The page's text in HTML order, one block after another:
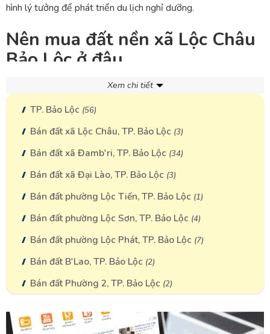
hình lý tưởng để phát triển du lịch nghỉ dưỡng.
Nên mua đất nền xã Lộc Châu
Bảo Lộc ở đâu
Với diện tích tương đối rộng cùng đa dạng loại hình đất như thổ
cư, đất đồi, đất trồng trọt… Quỹ đất tại xã Bảo Lộc hiện nay
vẫn còn tương đối nhiều và chưa bị khai thác công nghiệp hóa.
Cụ thể, hãy tham khảo một số khu vực nên đầu tư mua đất nền
tại xã Lộc Châu dưới đây!
Đất nền dự án Bungalow Hill
Bungalow Hill là một dự án bất động sản nghỉ dưỡng tiềm
năng tại khu vực xã Lộc Châu, Bảo Lộc với view đẹp, không khí
thoáng mát. Cụ thể ưu điểm dự án là:
Nằm trên ngọn đồi cao với view đẹp, bao quát được
toàn bộ cảnh vật xung quanh thành phố Bảo Lộc.
Không khí trong lành, thoáng mát nên tiềm năng phát
triển du lịch nghỉ dưỡng rất cao.
Cách trung tâm Bảo Lộc chỉ khoảng 15 phút đi xe, tương
Xem chi tiết
TP. Bảo Lộc (56)
Bán đất xã Lộc Châu, TP. Bảo Lộc (3)
Bán đất xã Đamb'ri, TP. Bảo Lộc (34)
Bán đất xã Đại Lào, TP. Bảo Lộc (3)
Bán đất phường Lộc Tiến, TP. Bảo Lộc (1)
Bán đất phường Lộc Sơn, TP. Bảo Lộc (4)
Bán đất phường Lộc Phát, TP. Bảo Lộc (7)
Bán đất B'Lao, TP. Bảo Lộc (2)
Bán đất Phường 2, TP. Bảo Lộc (2)